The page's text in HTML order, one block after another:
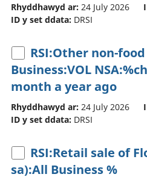
Rhyddhawyd ar: 24 July 2026
ID y set ddata: DRSI
RSI:Other non-
Business:VOL
month a year ago
Rhyddhawyd ar: 24 July 2026
ID y set ddata: DRSI
RSI:Retail sale of
sa):All Business %